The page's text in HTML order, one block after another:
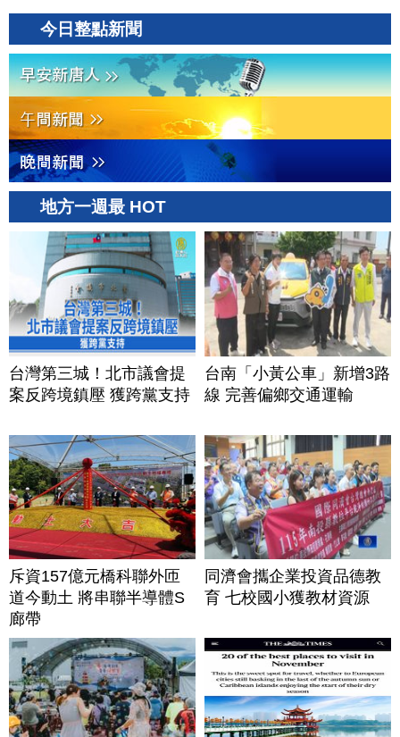
今日整點新聞
地方一週最 HOT
台灣第三城！北市議會提
案反跨境鎮壓 獲跨黨支持
台南「小黃公車」新增3路
線 完善偏鄉交通運輸
斥資157億元橋科聯外匝
道今動土 將串聯半導體S
廊帶
同濟會攜企業投資品德教
育 七校國小獲教材資源